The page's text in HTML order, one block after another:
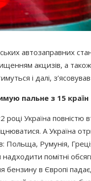
автозаправних
акцизів, а
і далі,
пальне з 15 країн
Україна повністю
А Україна
Польща, Румунія,
надходити помітні
в Європі